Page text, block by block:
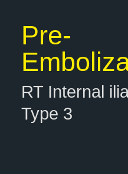
Pre-
RT Internal
Type 3